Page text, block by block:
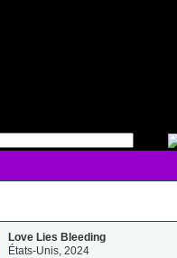
Love Lies Bleeding
États-Unis, 2024